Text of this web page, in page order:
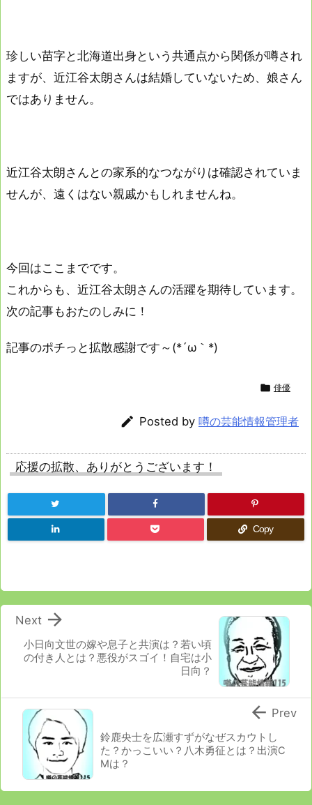
珍しい苗字と北海道出身という共通点から関係が噂され
ますが、近江谷太朗さんは結婚していないため、娘さん
ではありません。
近江谷太朗さんとの家系的なつながりは確認されていま
せんが、遠くはない親戚かもしれませんね。
今回はここまでです。
これからも、近江谷太朗さんの活躍を期待しています。
次の記事もおたのしみに！
記事のポチっと拡散感謝です～(*´ω｀*)
 俳優
 Posted by 噂の芸能情報管理者
応援の拡散、ありがとうございます！
Copy
小日向文世の嫁や息子と共演は？若い頃
の付き人とは？悪役がスゴイ！自宅は小
日向？

Next
鈴鹿央士を広瀬すずがなぜスカウトし
た？かっこいい？八木勇征とは？出演C
Mは？
 Prev